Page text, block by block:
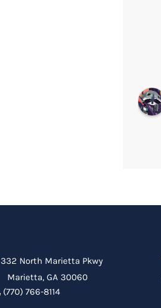
332 North Marietta Pkwy
Marietta,GA 30060
(770) 766-8114